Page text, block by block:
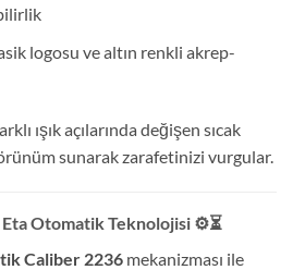
logosu ve altın renkli akrep-
ışık açılarında değişen sıcak
sunarak zarafetinizi vurgular.
Otomatik Teknolojisi ⚙️⏳
Caliber 2236 mekanizması ile